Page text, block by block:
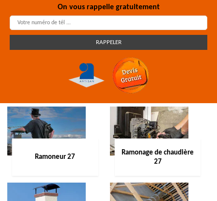
On vous rappelle gratuitement
Ramoneur 27
Ramonage de chaudière
27